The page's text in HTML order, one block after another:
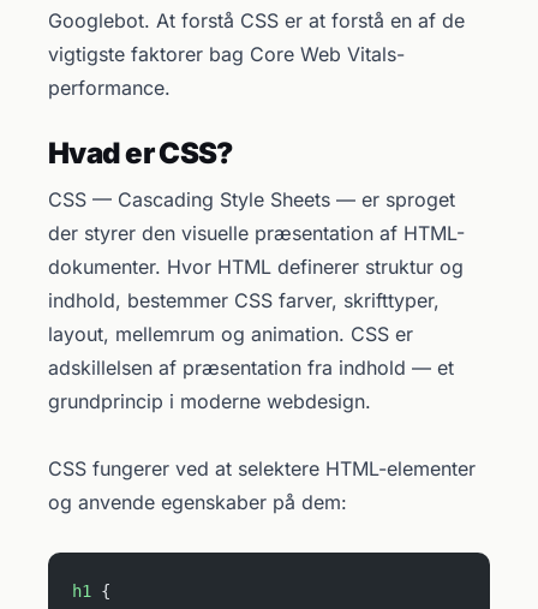
Googlebot. At forstå CSS er at forstå en af de
vigtigste faktorer bag Core Web Vitals-
performance.
Hvad er CSS?
CSS — Cascading Style Sheets — er sproget
der styrer den visuelle præsentation af HTML-
dokumenter. Hvor HTML definerer struktur og
indhold, bestemmer CSS farver, skrifttyper,
layout, mellemrum og animation. CSS er
adskillelsen af præsentation fra indhold — et
grundprincip i moderne webdesign.
CSS fungerer ved at selektere HTML-elementer
og anvende egenskaber på dem:
h1
{